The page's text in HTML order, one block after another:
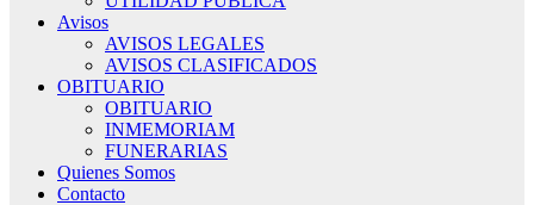
Avisos
AVISOS LEGALES
AVISOS CLASIFICADOS
OBITUARIO
OBITUARIO
INMEMORIAM
FUNERARIAS
Quienes Somos
Contacto